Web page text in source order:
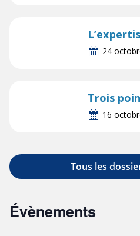
24
Trois
16
Tous les
Évènements